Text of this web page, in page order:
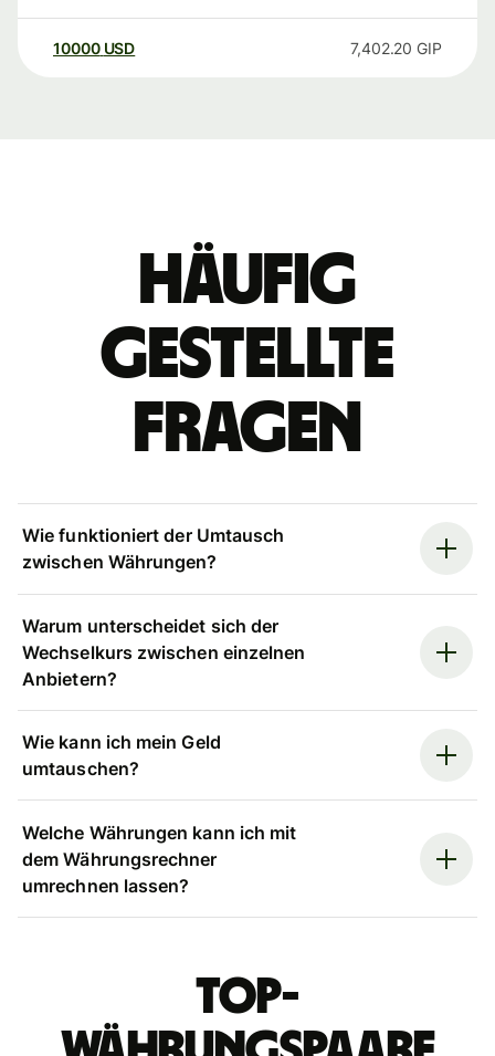
10000 USD 7,402.20 GIP
Häufig
gestellte
Fragen
Wie funktioniert der Umtausch
zwischen Währungen?
Warum unterscheidet sich der
Wechselkurs zwischen einzelnen
Anbietern?
Wie kann ich mein Geld
umtauschen?
Welche Währungen kann ich mit
dem Währungsrechner
umrechnen lassen?
Top-